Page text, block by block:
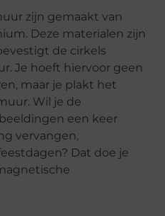
zijn gemaakt van
Deze materialen zijn
de cirkels
Je hoeft hiervoor geen
maar je plakt het
Wil je de
een keer
vervangen,
Dat doe je